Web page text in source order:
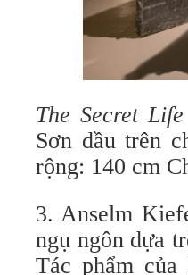
The Secret
Sơn dầu trên
rộng: 140 cm
3. Anselm
ngụ ngôn dựa
Tác phẩm